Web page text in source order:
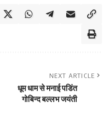
NEXT ARTICLE
धूम धाम से मनाई पडिंत
गोबिन्द बल्लभ जयंती